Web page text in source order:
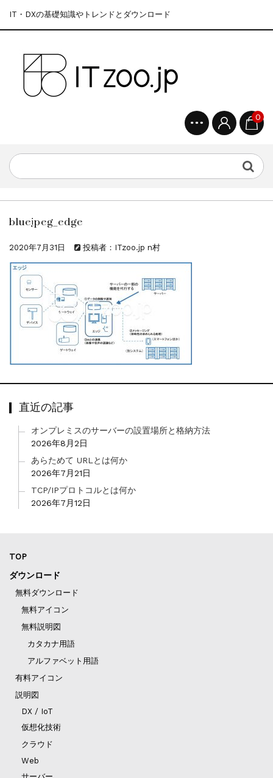
IT・DXの基礎知識やトレンドとダウンロード
0
bluejpeg_edge
2020年7月31日 投稿者：ITzoo.jp n村
直近の記事
オンプレミスのサーバーの設置場所と格納方法
2026年8月2日
あらためて URLとは何か
2026年7月21日
TCP/IPプロトコルとは何か
2026年7月12日
TOP
ダウンロード
無料ダウンロード
無料アイコン
無料説明図
カタカナ用語
アルファベット用語
有料アイコン
説明図
DX / IoT
仮想化技術
クラウド
Web